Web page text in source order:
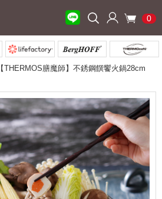
0
【THERMOS膳魔師】不銹鋼饌饗火鍋28cm